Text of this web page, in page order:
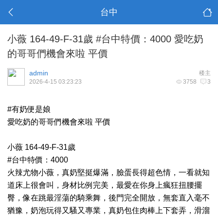
台中
小薇 164-49-F-31歲 #台中特價：4000 愛吃奶
的哥哥們機會來啦 平價
楼主
admin
3758 3
2026-4-15 03:23:23
#有奶便是娘
愛吃奶的哥哥們機會來啦 平價
小薇 164-49-F-31歲
#台中特價：4000
火辣尤物小薇，真奶堅挺爆滿，臉蛋長得超色情，一看就知
道床上很會叫，身材比例完美，最愛在你身上瘋狂扭腰擺
臀，像在跳最淫蕩的騎乘舞，後門完全開放，無套直入毫不
猶豫，奶泡玩得又騷又專業，真奶包住肉棒上下套弄，滑溜